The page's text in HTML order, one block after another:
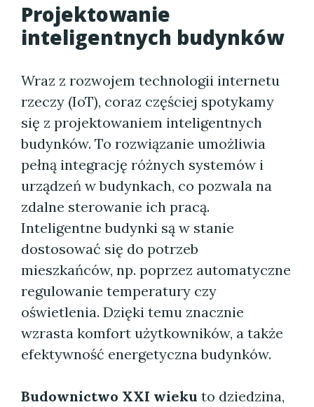
Projektowanie
inteligentnych budynków
Wraz z rozwojem technologii internetu
rzeczy (IoT), coraz częściej spotykamy
się z projektowaniem inteligentnych
budynków. To rozwiązanie umożliwia
pełną integrację różnych systemów i
urządzeń w budynkach, co pozwala na
zdalne sterowanie ich pracą.
Inteligentne budynki są w stanie
dostosować się do potrzeb
mieszkańców, np. poprzez automatyczne
regulowanie temperatury czy
oświetlenia. Dzięki temu znacznie
wzrasta komfort użytkowników, a także
efektywność energetyczna budynków.
Budownictwo XXI wieku to dziedzina,